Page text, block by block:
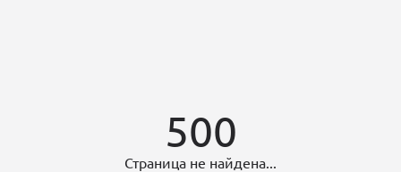
500
Страница не найдена...